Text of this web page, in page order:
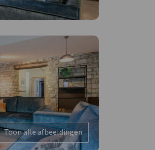
Toon alle afbeeldingen